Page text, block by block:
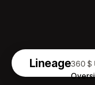
Lineage360 $